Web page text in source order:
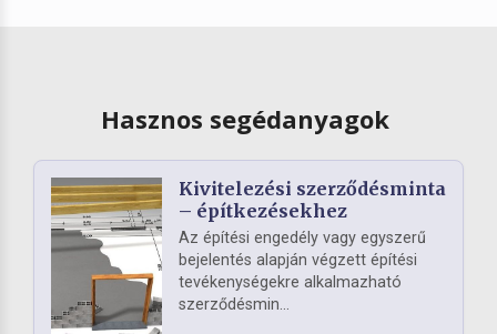
Hasznos segédanyagok
Kivitelezési szerződésminta
– építkezésekhez
Az építési engedély vagy egyszerű
bejelentés alapján végzett építési
tevékenységekre alkalmazható
szerződésmin...